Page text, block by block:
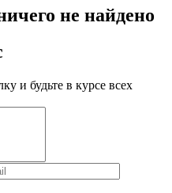
не найдено
и будьте в курсе всех